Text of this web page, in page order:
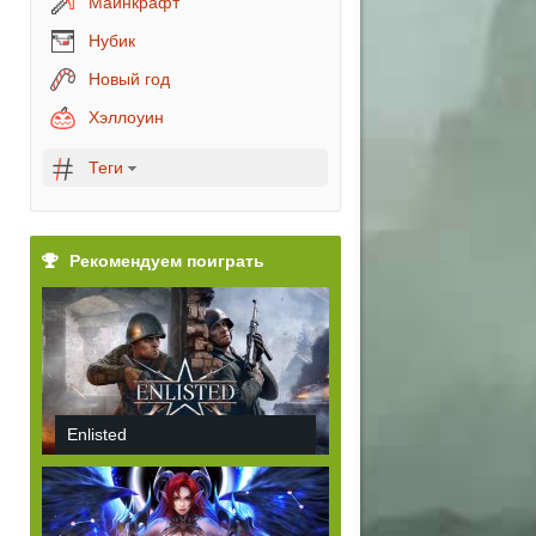
Нубик
Новый год
Хэллоуин
Теги
Рекомендуем поиграть
Enlisted